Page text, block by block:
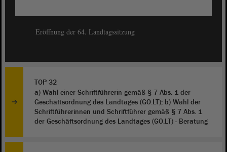
Eröffnung der 64. Landtagssitzung
TOP 32
a) Wahl einer Schriftführerin gemäß § 7 Abs. 1 der
Geschäftsordnung des Landtages (GO.LT); b) Wahl der
Schriftführerinnen und Schriftführer gemäß § 7 Abs. 1
der Geschäftsordnung des Landtages (GO.LT) - Beratung